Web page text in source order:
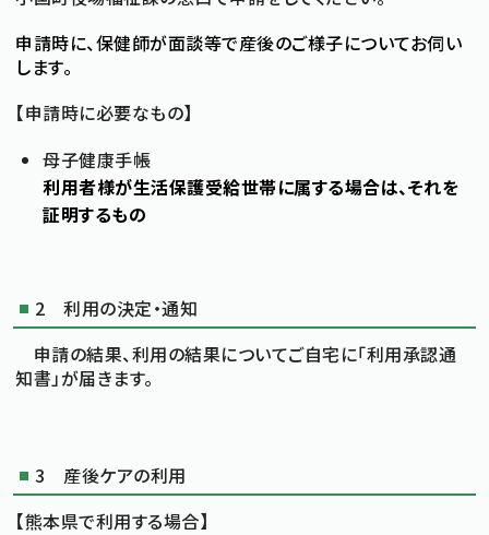
申請時に、保健師が面談等で産後のご様子についてお伺い
します。
【申請時に必要なもの】
母子健康手帳
利用者様が生活保護受給世帯に属する場合は、それを
証明するもの
2 利用の決定・通知
申請の結果、利用の結果についてご自宅に「利用承認通
知書」が届きます。
3 産後ケアの利用
【熊本県で利用する場合】